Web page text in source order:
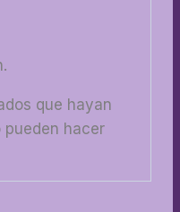
que hayan
hacer